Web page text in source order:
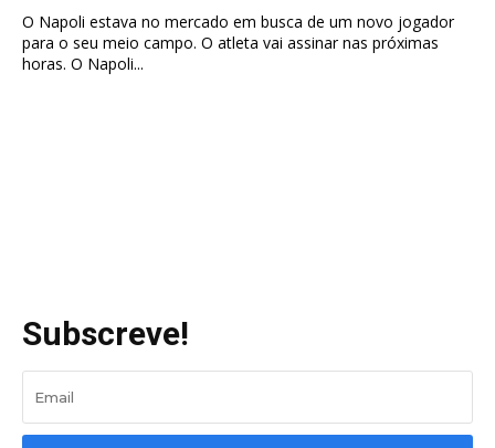
O Napoli estava no mercado em busca de um novo jogador
para o seu meio campo. O atleta vai assinar nas próximas
horas. O Napoli...
Subscreve!